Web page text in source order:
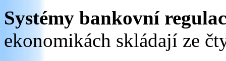
Systémy bankovní
ekonomikách skládají ze